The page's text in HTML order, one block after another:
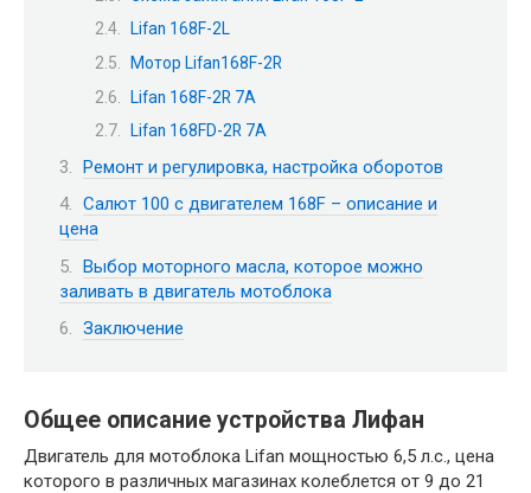
Lifan 168F-2L
Мотор Lifan168F-2R
Lifan 168F-2R 7A
Lifan 168FD-2R 7A
Ремонт и регулировка, настройка оборотов
Салют 100 с двигателем 168F – описание и
цена
Выбор моторного масла, которое можно
заливать в двигатель мотоблока
Заключение
Общее описание устройства Лифан
Двигатель для мотоблока Lifan мощностью 6,5 л.с., цена
которого в различных магазинах колеблется от 9 до 21